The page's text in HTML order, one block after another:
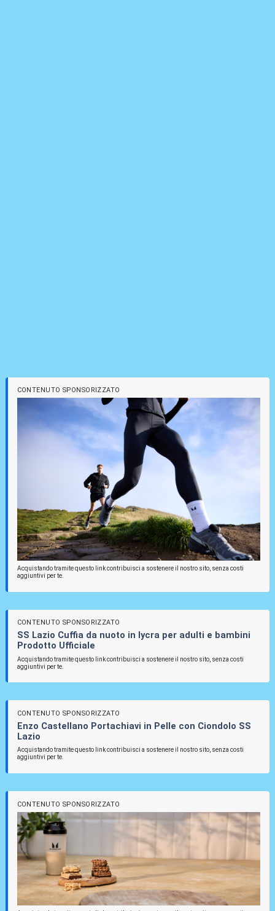
CONTENUTO SPONSORIZZATO
Acquistando tramite questo link contribuisci a sostenere il nostro sito, senza costi
aggiuntivi per te.
CONTENUTO SPONSORIZZATO
SS Lazio Cuffia da nuoto in lycra per adulti e bambini
Prodotto Ufficiale
Acquistando tramite questo link contribuisci a sostenere il nostro sito, senza costi
aggiuntivi per te.
CONTENUTO SPONSORIZZATO
Enzo Castellano Portachiavi in Pelle con Ciondolo SS
Lazio
Acquistando tramite questo link contribuisci a sostenere il nostro sito, senza costi
aggiuntivi per te.
CONTENUTO SPONSORIZZATO